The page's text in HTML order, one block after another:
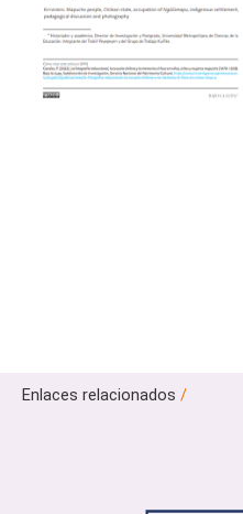
Enlaces relacionados /